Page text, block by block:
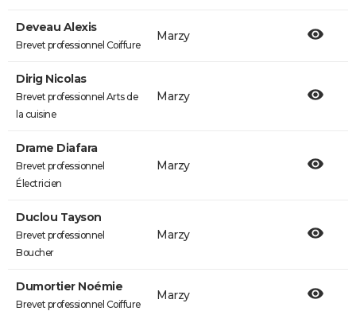
Deveau Alexis
Brevet professionnel Coiffure
Marzy
Dirig Nicolas
Brevet professionnel Arts de
la cuisine
Marzy
Drame Diafara
Brevet professionnel
Électricien
Marzy
Duclou Tayson
Brevet professionnel
Boucher
Marzy
Dumortier Noémie
Brevet professionnel Coiffure
Marzy